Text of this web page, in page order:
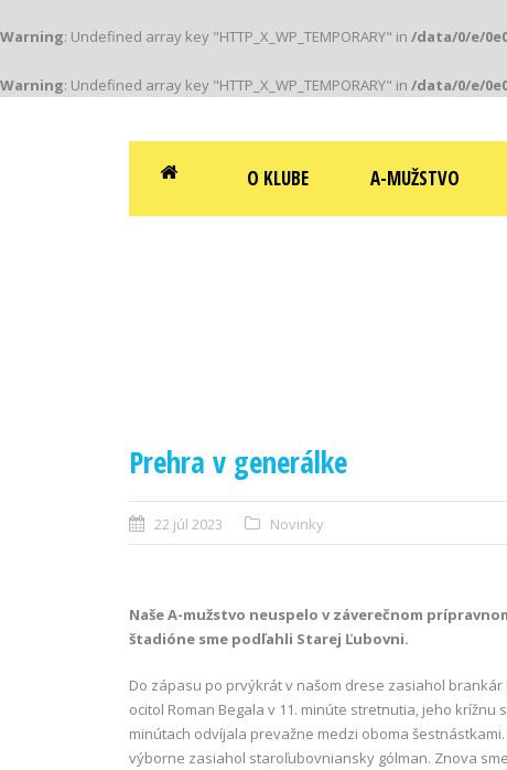
Warning: Undefined array key "HTTP_X_WP_TEMPORARY" in /data/0/e/
Warning: Undefined array key "HTTP_X_WP_TEMPORARY" in /data/0/e/
O KLUBE A-MUŽSTVO
Prehra v generálke
22 júl 2023 Novinky
Naše A-mužstvo neuspelo v záverečnom
štadióne sme podľahli Starej Ľubovni.
Do zápasu po prvýkrát v našom drese zasiahol
ocitol Roman Begala v 11. minúte stretnutia, jeho
minútach odvíjala prevažne medzi oboma
výborne zasiahol staroľubovniansky gólman. Znova